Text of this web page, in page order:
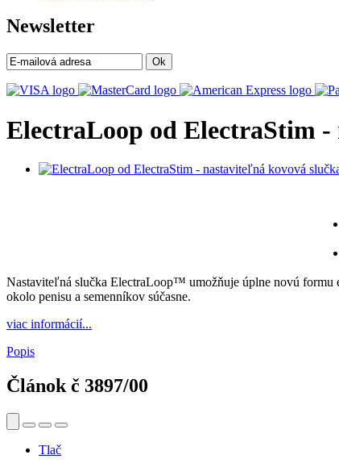
Newsletter
Ok
ElectraLoop od ElectraStim
Nastaviteľná slučka ElectraLoop™ umožňuje úplne novú formu
okolo penisu a semenníkov súčasne.
viac informácií...
Popis
Článok č 3897/00
Tlač